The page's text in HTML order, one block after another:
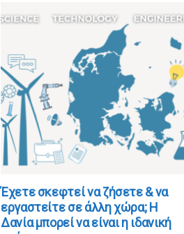
​​Έχετε σκεφτεί να ζήσετε & να
εργαστείτε σε άλλη χώρα; Η
Δανία μπορεί να είναι η ιδανική